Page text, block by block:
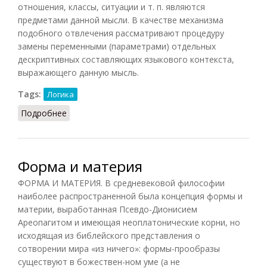
отношения, классы, ситуации и т. п. являются
предметами данной мысли. В качестве механизма
подобного отвлечения рассматривают процедуру
замены переменными (параметрами) отдельных
дескриптивных составляющих языкового контекста,
выражающего данную мысль.
Tags:
Логика
Подробнее
Форма и материя
ФОРМА И МАТЕРИЯ. В средневековой философии
наиболее распространенной была концепция формы и
материи, выработанная Псевдо-Дионисием
Ареопагитом и имеющая неоплатонические корни, но
исходящая из библейского представления о
сотворении мира «из ничего»: формы-прообразы
существуют в божествен-ном уме (а не